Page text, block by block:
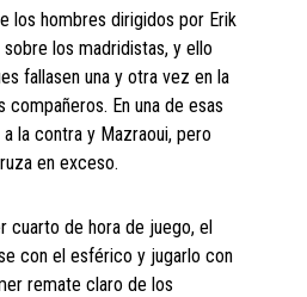
los hombres dirigidos por Erik
los madridistas, y ello
fallasen una y otra vez en la
compañeros. En una de esas
la contra y Mazraoui, pero
en exceso.
cuarto de hora de juego, el
con el esférico y jugarlo con
remate claro de los